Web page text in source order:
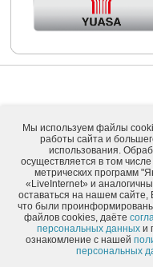
Мы используем файлы
работы сайта и
использования.
осуществляется в том
метрических программ
«LiveInternet» и
оставаться на нашем
что были
файлов cookies, даёте
персональных данныхи
ознакомление с нашей
персональных
Москва